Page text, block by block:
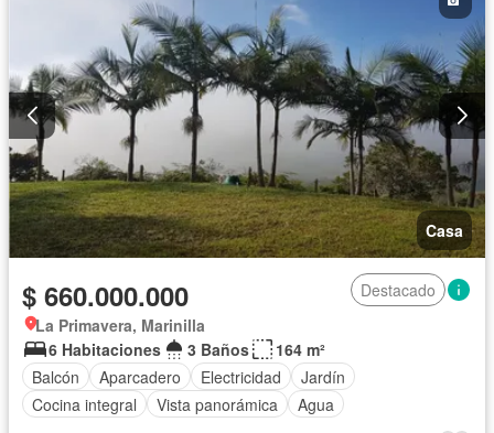
Casa
$ 660.000.000
Destacado
La Primavera, Marinilla
6 Habitaciones
3 Baños
164 m²
Balcón
Aparcadero Electricidad
Jardín
Cocina integral
Vista panorámica Agua